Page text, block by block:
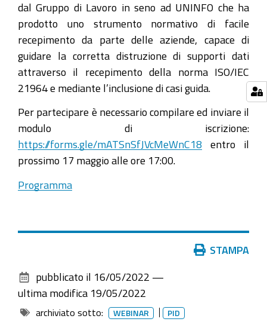
dei
dati
nelle
PMI
e
nella
PA
2022-
05-
18T16:00:00+02:00
2022-
Un
da
UNI-
Unioncamere
dal Gruppo di Lavoro in seno ad UNINFO che ha
prodotto uno strumento normativo di facile
recepimento da parte delle aziende, capace di
guidare la corretta distruzione di supporti dati
attraverso il recepimento della norma ISO/IEC
21964 e mediante l’inclusione di casi guida.
Per partecipare è necessario compilare ed inviare il
modulo di iscrizione:
https://forms.gle/mATSnSfJVcMeWnC18 entro il
prossimo 17 maggio alle ore 17:00.
Programma
documento
STAMPA
pubblicato il 16/05/2022 —
ultima modifica 19/05/2022
archiviato sotto: WEBINAR PID